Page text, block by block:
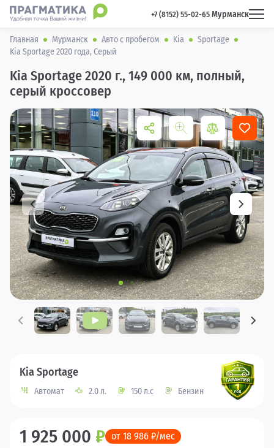
+7 (8152) 55-02-65 Мурманск
Главная Мурманск Авто с пробегом Kia
Sportage
Kia Sportage 2020 года, Серый
Kia Sportage 2020 г., 149 000 км, полный,
серый кроссовер
Kia Sportage
Автомат 2.0 л. 150 л.с Бензин
1 925 000 ₽ от 18 986 ₽/мес